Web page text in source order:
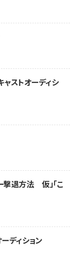
ストオーディシ
撃退方法 仮」「こ
ディション